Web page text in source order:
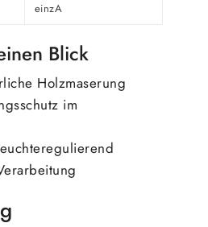
einzA
Blick
Holzmaserung
im